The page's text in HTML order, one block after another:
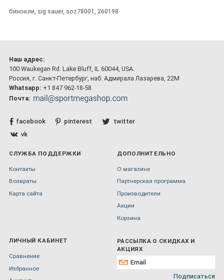
бинокли, sig sauer, soz78001, 260198
Наш адрес:
100 Waukegan Rd. Lake Bluff, IL 60044, USA.
Россия, г. Санкт-Петербург, наб. Адмирала Лазарева, 22М
Whatsapp: +1 847 962-18-58
Почта:
facebook pinterest
twitter
vk
СЛУЖБА ПОДДЕРЖКИ
Контакты
Возвраты
Карта сайта
ДОПОЛНИТЕЛЬНО
О магазине
Партнерская программа
Производители
Акции
Корзина
ЛИЧНЫЙ КАБИНЕТ
Сравнение
Избранное
РАССЫЛКА О СКИДКАХ И
АКЦИЯХ
Подписаться